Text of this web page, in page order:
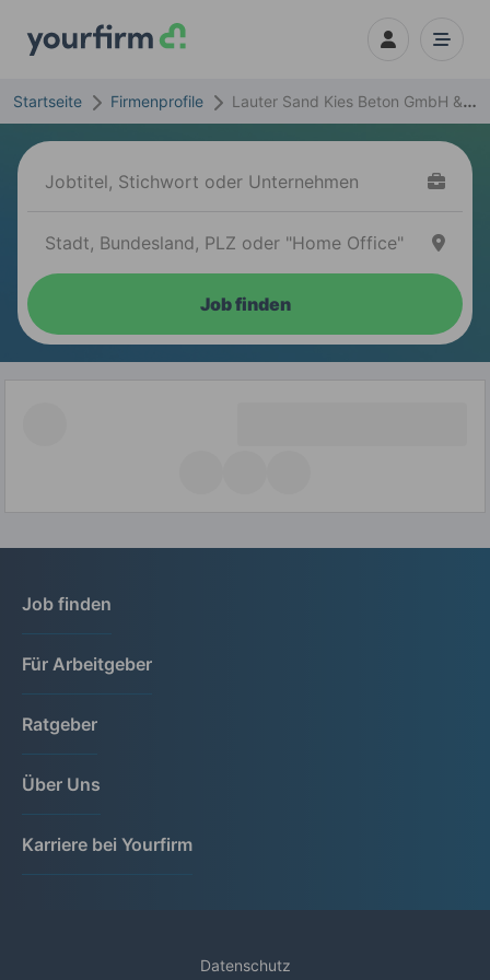
Startseite Firmenprofile
Lauter Sand Kies Beton GmbH &
Co. KG
Job finden
Job finden
Für Arbeitgeber
Ratgeber
Über Uns
Karriere bei Yourfirm
Datenschutz